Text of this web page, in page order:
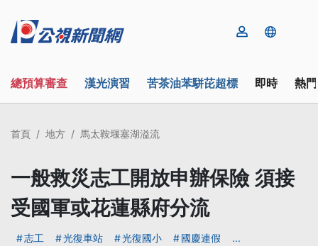
總預算審查 漢光演習 苦茶油苯駢芘超標 即時 熱
首頁 地方 馬太鞍堰塞湖溢流
一般救災志工開放申辦保險 須接
受國軍或花蓮縣府分流
志工 光復車站 光復國小 國慶連假 ...